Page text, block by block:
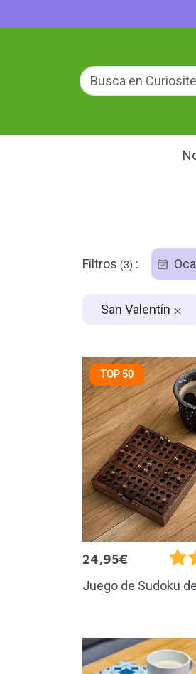
Filtros (3) :
San Valentín
TOP 50
24,95€
Juego de Sudoku